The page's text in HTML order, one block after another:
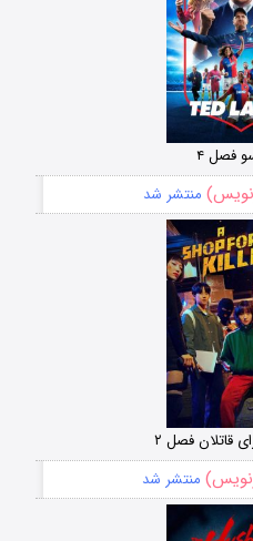
فصل ۴
منتشر شد
قاتلان فصل ۲
منتشر شد